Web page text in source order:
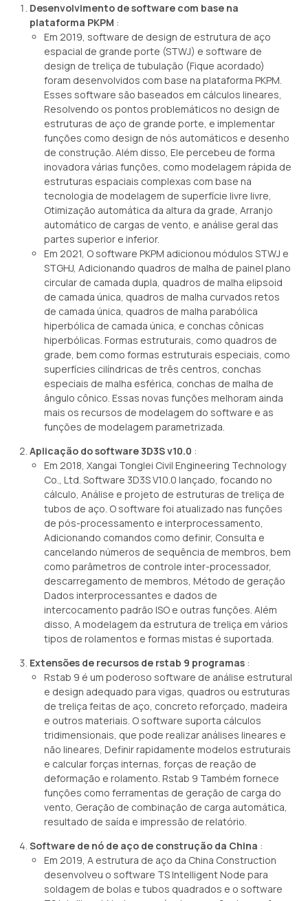
Desenvolvimento de software com base na
plataforma PKPM :
Em 2019, software de design de estrutura de aço
espacial de grande porte (STWJ) e software de
design de treliça de tubulação (Fique acordado)
foram desenvolvidos com base na plataforma PKPM.
Esses software são baseados em cálculos lineares,
Resolvendo os pontos problemáticos no design de
estruturas de aço de grande porte, e implementar
funções como design de nós automáticos e desenho
de construção. Além disso, Ele percebeu de forma
inovadora várias funções, como modelagem rápida de
estruturas espaciais complexas com base na
tecnologia de modelagem de superfície livre livre,
Otimização automática da altura da grade, Arranjo
automático de cargas de vento, e análise geral das
partes superior e inferior.
Em 2021, O software PKPM adicionou módulos STWJ e
STGHJ, Adicionando quadros de malha de painel plano
circular de camada dupla, quadros de malha elipsoid
de camada única, quadros de malha curvados retos
de camada única, quadros de malha parabólica
hiperbólica de camada única, e conchas cônicas
hiperbólicas. Formas estruturais, como quadros de
grade, bem como formas estruturais especiais, como
superfícies cilíndricas de três centros, conchas
especiais de malha esférica, conchas de malha de
ângulo cônico. Essas novas funções melhoram ainda
mais os recursos de modelagem do software e as
funções de modelagem parametrizada.
Aplicação do software 3D3S v10.0 :
Em 2018, Xangai Tonglei Civil Engineering Technology
Co., Ltd. Software 3D3S V10.0 lançado, focando no
cálculo, Análise e projeto de estruturas de treliça de
tubos de aço. O software foi atualizado nas funções
de pós-processamento e interprocessamento,
Adicionando comandos como definir, Consulta e
cancelando números de sequência de membros, bem
como parâmetros de controle inter-processador,
descarregamento de membros, Método de geração
Dados interprocessantes e dados de
intercocamento padrão ISO e outras funções. Além
disso, A modelagem da estrutura de treliça em vários
tipos de rolamentos e formas mistas é suportada.
Extensões de recursos de rstab 9 programas :
Rstab 9 é um poderoso software de análise estrutural
e design adequado para vigas, quadros ou estruturas
de treliça feitas de aço, concreto reforçado, madeira
e outros materiais. O software suporta cálculos
tridimensionais, que pode realizar análises lineares e
não lineares, Definir rapidamente modelos estruturais
e calcular forças internas, forças de reação de
deformação e rolamento. Rstab 9 Também fornece
funções como ferramentas de geração de carga do
vento, Geração de combinação de carga automática,
resultado de saída e impressão de relatório.
Software de nó de aço de construção da China :
Em 2019, A estrutura de aço da China Construction
desenvolveu o software TS Intelligent Node para
soldagem de bolas e tubos quadrados e o software